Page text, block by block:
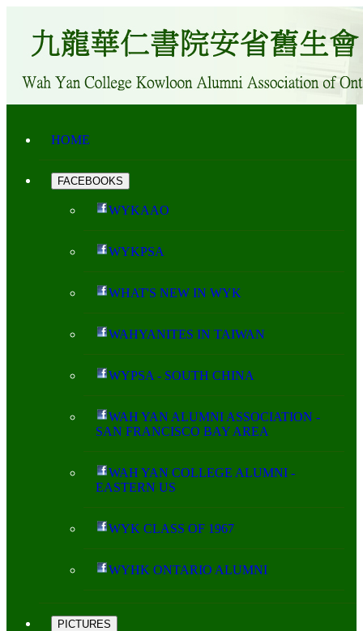
HOME
FACEBOOKS
WYKAAO
WYKPSA
WHAT'S NEW IN WYK
WAHYANITES IN TAIWAN
WYPSA - SOUTH CHINA
WAH YAN ALUMNI ASSOCIATION -
SAN FRANCISCO BAY AREA
WAH YAN COLLEGE ALUMNI -
EASTERN US
WYK CLASS OF 1967
WYHK ONTARIO ALUMNI
PICTURES